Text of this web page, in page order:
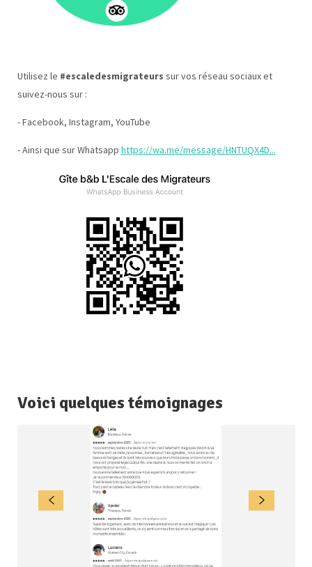
Utilisez le #escaledesmigrateurs sur vos réseau sociaux et
suivez-nous sur :
- Facebook, Instagram, YouTube
- Ainsi que sur Whatsapp https://wa.me/message/HNTUQX4D...
Voici quelques témoignages